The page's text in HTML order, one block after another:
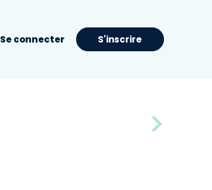
Se connecter S'inscrire